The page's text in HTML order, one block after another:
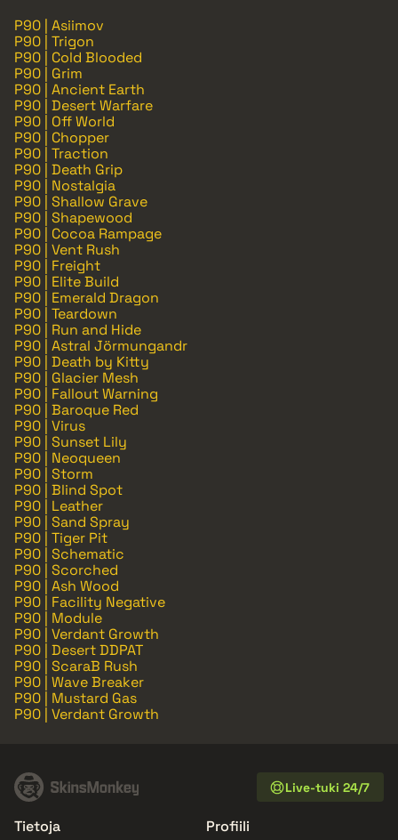
P90 | Asiimov
P90 | Trigon
P90 | Cold Blooded
P90 | Grim
P90 | Ancient Earth
P90 | Desert Warfare
P90 | Off World
P90 | Chopper
P90 | Traction
P90 | Death Grip
P90 | Nostalgia
P90 | Shallow Grave
P90 | Shapewood
P90 | Cocoa Rampage
P90 | Vent Rush
P90 | Freight
P90 | Elite Build
P90 | Emerald Dragon
P90 | Teardown
P90 | Run and Hide
P90 | Astral Jörmungandr
P90 | Death by Kitty
P90 | Glacier Mesh
P90 | Fallout Warning
P90 | Baroque Red
P90 | Virus
P90 | Sunset Lily
P90 | Neoqueen
P90 | Storm
P90 | Blind Spot
P90 | Leather
P90 | Sand Spray
P90 | Tiger Pit
P90 | Schematic
P90 | Scorched
P90 | Ash Wood
P90 | Facility Negative
P90 | Module
P90 | Verdant Growth
P90 | Desert DDPAT
P90 | ScaraB Rush
P90 | Wave Breaker
P90 | Mustard Gas
P90 | Verdant Growth
Live-tuki 24/7
Tietoja
Profiili